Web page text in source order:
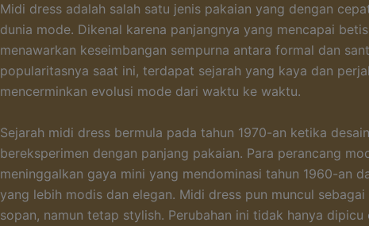
Midi dress adalah salah satu jenis pakaian yang dengan
dunia mode. Dikenal karena panjangnya yang mencapai
menawarkan keseimbangan sempurna antara formal dan
popularitasnya saat ini, terdapat sejarah yang kaya dan
mencerminkan evolusi mode dari waktu ke waktu.
Sejarah midi dress bermula pada tahun 1970-an ketika
bereksperimen dengan panjang pakaian. Para perancang
meninggalkan gaya mini yang mendominasi tahun 1960-an
yang lebih modis dan elegan. Midi dress pun muncul
sopan, namun tetap stylish. Perubahan ini tidak hanya dipicu